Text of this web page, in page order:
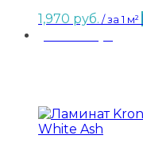
1,970 руб. / за 1 м²